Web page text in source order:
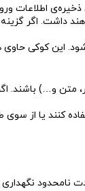
این
و…) باشند.
کنند یا از
نامحدود